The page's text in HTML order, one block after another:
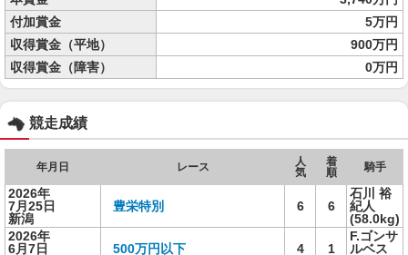
付加賞金
5万円
収得賞金（平地）
900万円
収得賞金（障害）
0万円
競走成績
年月日 レース
人
気
着
順
騎手
2026年
7月25日
新潟
豊栄特別 6 6
石川 裕
紀人
(58.0kg)
2026年
6月7日
500万円以下 4 1
F.ゴンサ
ルベス